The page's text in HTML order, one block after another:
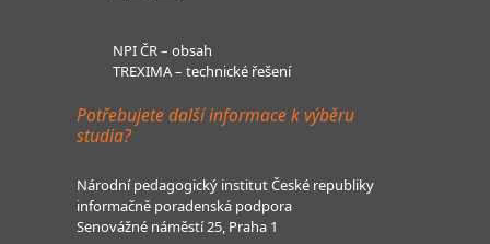
NPI ČR – obsah
TREXIMA – technické řešení
Potřebujete další informace k výběru
studia?
Národní pedagogický institut České republiky
informačně poradenská podpora
Senovážné náměstí 25, Praha 1